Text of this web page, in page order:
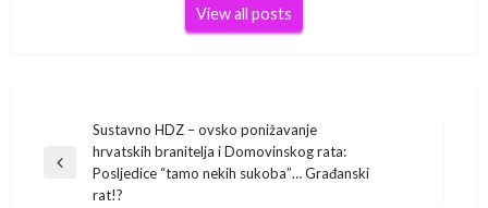
View all posts
Navigacija
objava
Previous
Sustavno HDZ – ovsko ponižavanje
hrvatskih branitelja i Domovinskog rata:
Posljedice “tamo nekih sukoba”… Građanski
rat!?